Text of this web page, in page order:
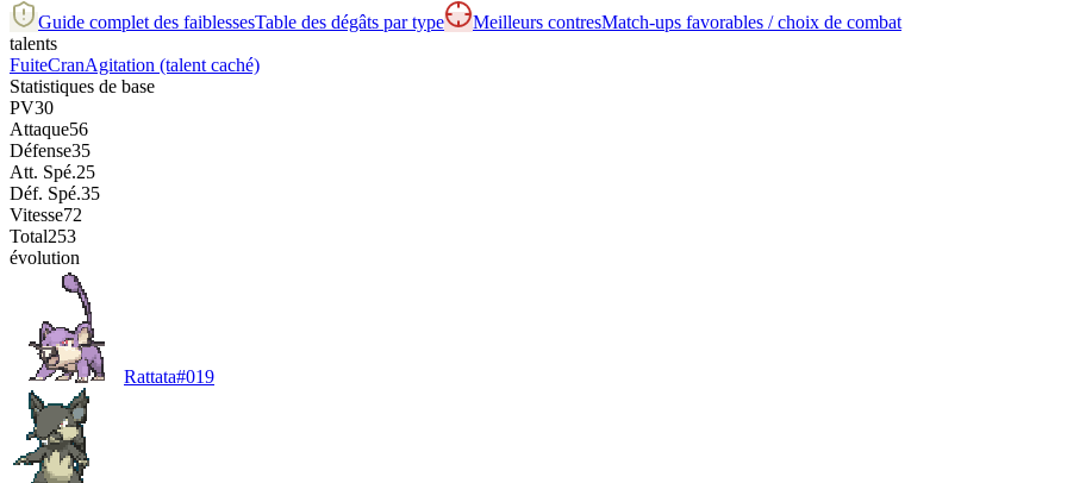
Guide complet des faiblessesTable des dégâts par type Meilleurs contresMatch-ups favorables / choix de combat
talents
FuiteCranAgitation (talent caché)
Statistiques de base
PV30
Attaque56
Défense35
Att. Spé.25
Déf. Spé.35
Vitesse72
Total253
évolution
Rattata#019